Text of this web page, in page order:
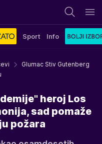
Sport Info
Glumac Stiv Gutenberg
heroj Los
sad pomaže
požara